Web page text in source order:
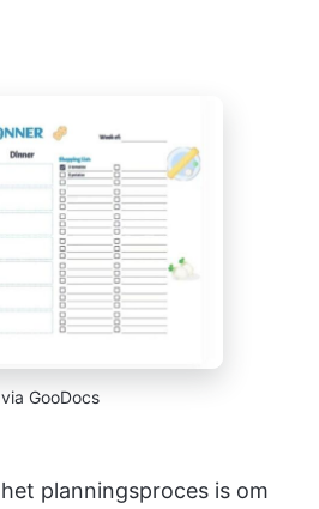
via GooDocs
planningsproces is om